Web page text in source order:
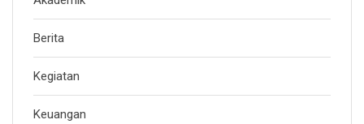
Berita
Kegiatan
Keuangan